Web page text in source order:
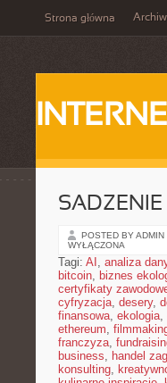
Strona główna
POSTED BY ADMIN
WYŁĄCZONA
Tagi: AI , analiza
bitcoin, biznes
certyfikaty
cyfryzacja, desery,
finansowa, ekologia,
ethereum,
franczyza,
business, handel
konsulting,